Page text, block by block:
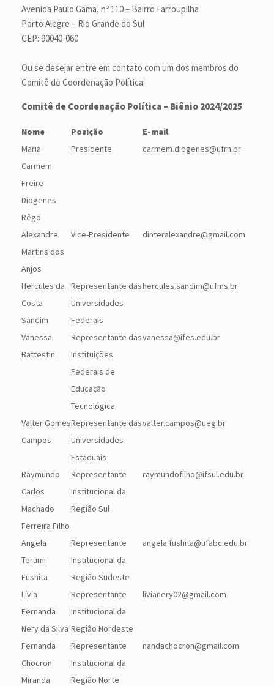
Avenida Paulo Gama, nº 110 – Bairro Farroupilha
Porto Alegre – Rio Grande do Sul
CEP: 90040-060
Ou se desejar entre em contato com um dos membros do
Comitê de Coordenação Política:
Comitê de Coordenação Política – Biênio 2024/2025
Nome Posição
E-mail
Maria
Carmem
Freire
Diogenes
Rêgo
Presidente carmem.diogenes@ufrn.br
Alexandre
Martins dos
Anjos​
Vice-Presidente dinteralexandre@gmail.com​
Hercules da
Costa
Sandim
Representante das
Universidades
Federais
hercules.sandim@ufms.br
Vanessa
Battestin
Representante das
Instituições
Federais de
Educação
Tecnológica
vanessa@ifes.edu.br
Valter Gomes
Campos
Representante das
Universidades
Estaduais
valter.campos@ueg.br
Raymundo
Carlos
Machado
Ferreira Filho
Representante
Institucional da
Região Sul
raymundofilho@ifsul.edu.br
Angela
Terumi
Fushita
Representante
Institucional da
Região Sudeste
angela.fushita@ufabc.edu.br
Lívia
Fernanda
Nery da Silva
Representante
Institucional da
Região Nordeste
livianery02@gmail.com
Fernanda
Chocron
Miranda
Representante
Institucional da
Região Norte
nandachocron@gmail.com